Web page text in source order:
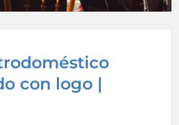
con logo |